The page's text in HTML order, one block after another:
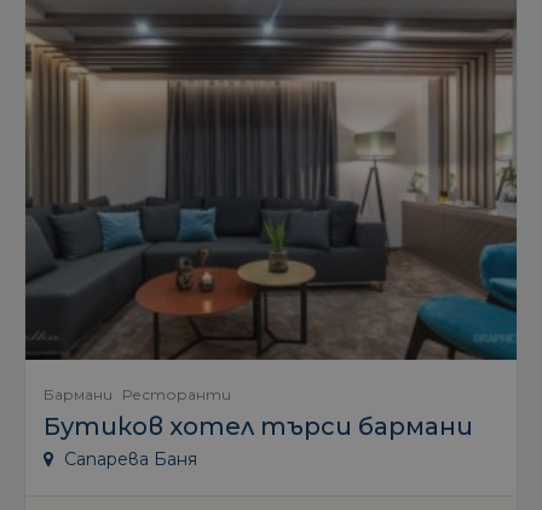
Бармани Ресторанти
Бутиков хотел търси бармани
Сапарева Баня